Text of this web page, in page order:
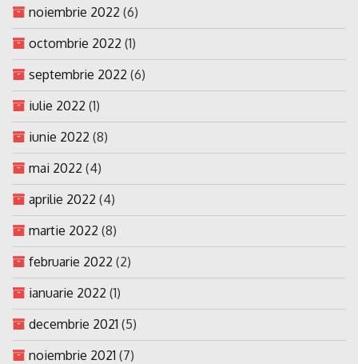
noiembrie 2022 (6)
octombrie 2022 (1)
septembrie 2022 (6)
iulie 2022 (1)
iunie 2022 (8)
mai 2022 (4)
aprilie 2022 (4)
martie 2022 (8)
februarie 2022 (2)
ianuarie 2022 (1)
decembrie 2021 (5)
noiembrie 2021 (7)